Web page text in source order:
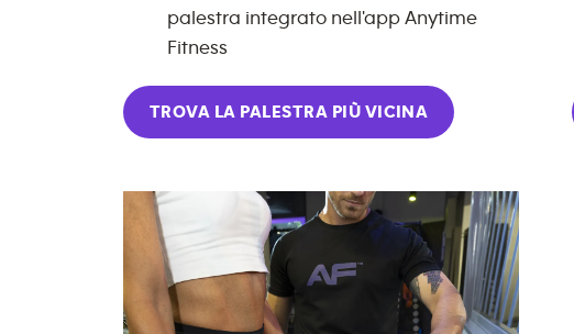
palestra integrato nell'app Anytime
Fitness
TROVA LA PALESTRA PIÙ VICINA